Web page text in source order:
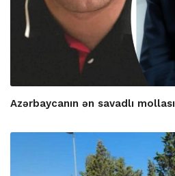
Azərbaycanın ən savadlı mollası